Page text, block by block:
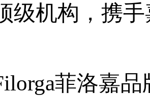
级机构，携
菲洛嘉